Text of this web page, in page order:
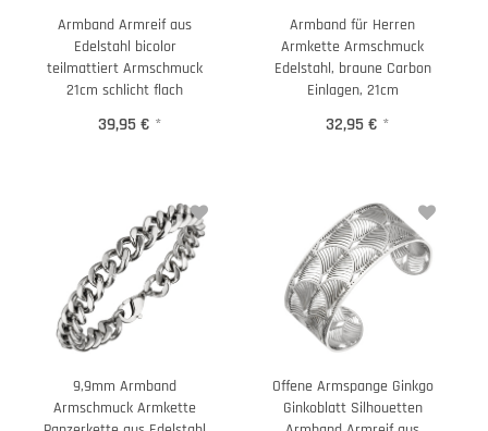
Armband Armreif aus
Edelstahl bicolor
teilmattiert Armschmuck
21cm schlicht flach
39,95 € *
Armband für Herren
Armkette Armschmuck
Edelstahl, braune Carbon
Einlagen, 21cm
32,95 € *
9,9mm Armband
Armschmuck Armkette
Offene Armspange Ginkgo
Ginkoblatt Silhouetten